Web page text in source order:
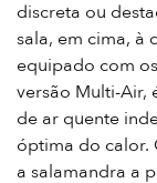
discreta ou
sala, em cima, à
equipado com
versão Multi-Air,
de ar quente
óptima do calor.
a salamandra a